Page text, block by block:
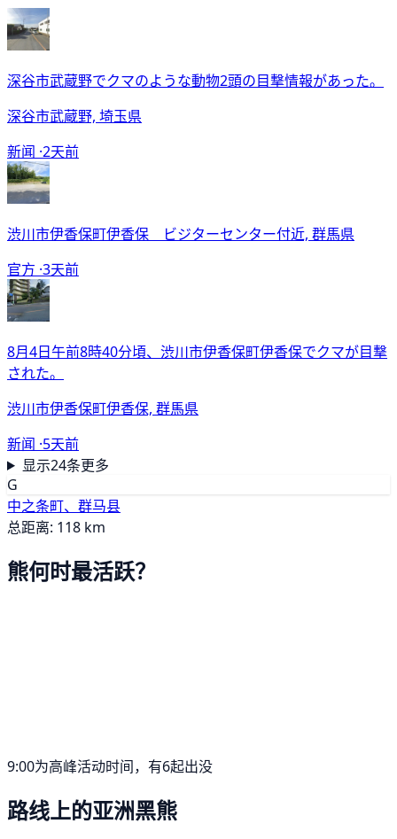
深谷市武蔵野でクマのような動物2頭の目撃情報があった。
深谷市武蔵野, 埼玉県
新闻 ·2天前
渋川市伊香保町伊香保 ビジターセンター付近, 群馬県
官方 ·3天前
8月4日午前8時40分頃、渋川市伊香保町伊香保でクマが目撃
された。
渋川市伊香保町伊香保, 群馬県
新闻 ·5天前
显示24条更多
G
中之条町、群马县
总距离: 118 km
熊何时最活跃？
9:00为高峰活动时间，有6起出没
路线上的亚洲黑熊